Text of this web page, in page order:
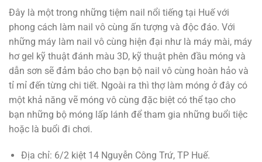
Đây là một trong những tiệm nail nổi tiếng tại Huế với
phong cách làm nail vô cùng ấn tượng và độc đáo. Với
những máy làm nail vô cùng hiện đại như là máy mài, máy
hơ gel kỹ thuật đánh màu 3D, kỹ thuật phên đầu móng và
dẫn sơn sẽ đảm bảo cho bạn bộ nail vô cùng hoàn hảo và
tỉ mỉ đến từng chi tiết. Ngoài ra thì thợ làm móng ở đây có
một khả năng vẽ móng vô cùng đặc biệt có thể tạo cho
bạn những bộ móng lấp lánh để tham gia những buổi tiệc
hoặc là buổi đi chơi.
Địa chỉ: 6/2 kiệt 14 Nguyễn Công Trứ, TP Huế.